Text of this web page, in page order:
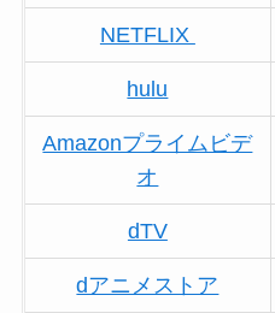
NETFLIX
hulu
Amazonプライムビデ
オ
dTV
dアニメストア